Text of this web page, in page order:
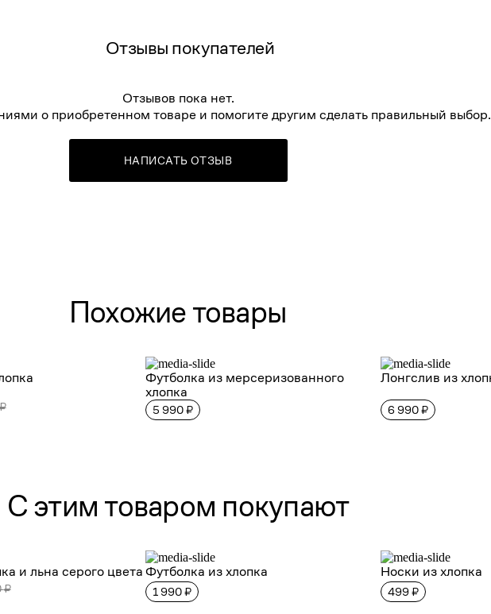
Отзывы покупателей
Отзывов пока нет.
о приобретенном товаре и помогите другим сделать правильный выбор.
НАПИСАТЬ ОТЗЫВ